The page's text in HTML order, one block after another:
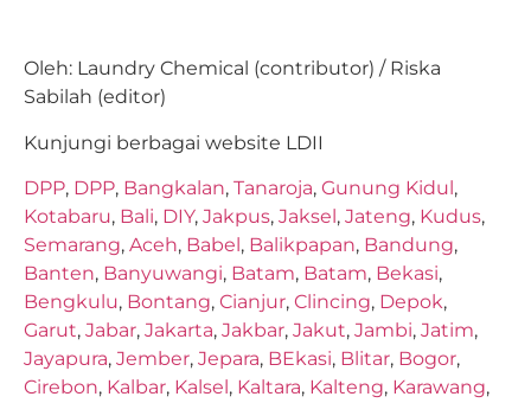
Oleh: Laundry Chemical (contributor) / Riska
Sabilah (editor)
Kunjungi berbagai website LDII
DPP, DPP, Bangkalan, Tanaroja, Gunung Kidul,
Kotabaru, Bali, DIY, Jakpus, Jaksel, Jateng, Kudus,
Semarang, Aceh, Babel, Balikpapan, Bandung,
Banten, Banyuwangi, Batam, Batam, Bekasi,
Bengkulu, Bontang, Cianjur, Clincing, Depok,
Garut, Jabar, Jakarta, Jakbar, Jakut, Jambi, Jatim,
Jayapura, Jember, Jepara, BEkasi, Blitar, Bogor,
Cirebon, Kalbar, Kalsel, Kaltara, Kalteng, Karawang,